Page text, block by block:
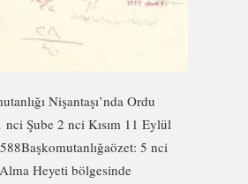
Nişantaşı’nda Ordu
nci Şube 2 nci Kısım 11 Eylül
5 nci
Heyeti bölgesinde